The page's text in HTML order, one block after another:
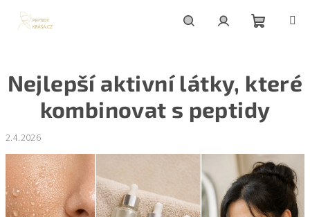
košík
Nejlepší aktivní látky, které
kombinovat s peptidy
2.4.2026